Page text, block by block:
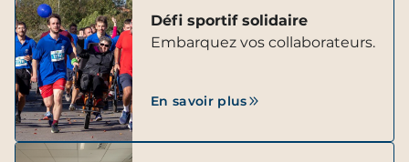
Défi sportif solidaire
Embarquez vos collaborateurs.
En savoir plus